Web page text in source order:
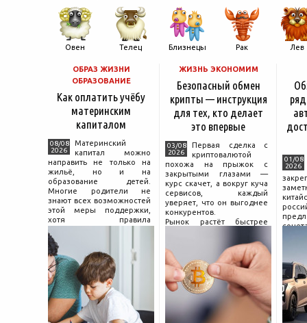
Овен Телец Близнецы Рак Лев
ОБРАЗ ЖИЗНИ
ОБРАЗОВАНИЕ
Как оплатить учёбу
материнским
капиталом
08/08
2026
Материнский
капитал можно
направить не только на
жильё, но и на
образование детей.
Многие родители не
знают всех возможностей
этой меры поддержки,
хотя правила
учёбу довольно понятны,
если разобраться в них
заранее и подготовить
ЖИЗНЬ ЭКОНОМИМ
Безопасный обмен
крипты — инструкция
для тех, кто делает
это впервые
03/08
2026
Первая сделка с
криптовалютой
похожа на прыжок с
закрытыми глазами —
курс скачет, а вокруг куча
сервисов, каждый
уверяет, что он выгоднее
конкурентов.
Рынок растёт быстрее
поведения на нём.
Петербургские
криптообменники,
московские
01/08
2026